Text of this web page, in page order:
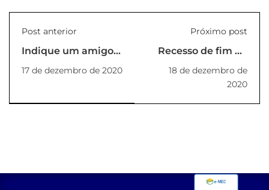
Post anterior
Indique um amigo e
ganhe descontos
17 de dezembro de 2020
Próximo post
Recesso de fim de
ano
18 de dezembro de
2020